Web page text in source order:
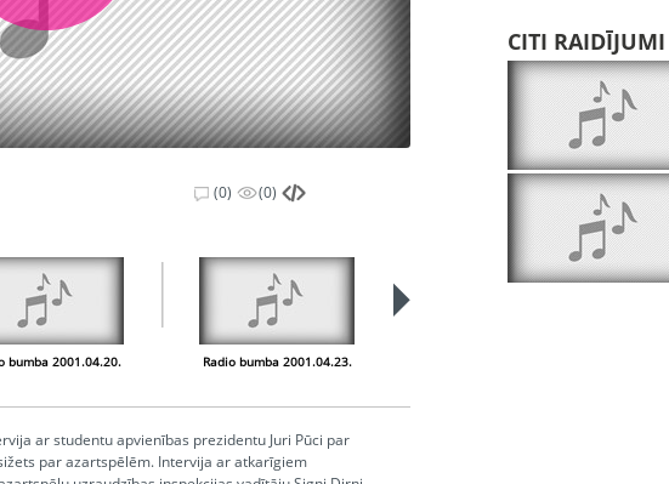
(0) (0)
bumba 2001.04.20. Radio bumba 2001.04.23.
ar studentu apvienības prezidentu Juri Pūci par
par azartspēlēm. Intervija ar atkarīgiem
CITI